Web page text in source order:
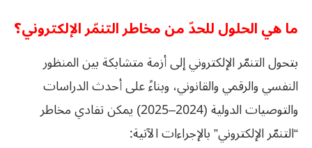
ما هي الحلول للحدّ من مخاطر التنمّر الإلكتروني؟
بتحول التنمّر الإلكتروني إلى أزمة متشابكة بين المنظور
النفسي والرقمي والقانوني، وبناءً على أحدث الدراسات
والتوصيات الدولية (2024–2025) يمكن تفادي مخاطر
“التنمّر الإلكتروني” بالإجراءات الآتية: